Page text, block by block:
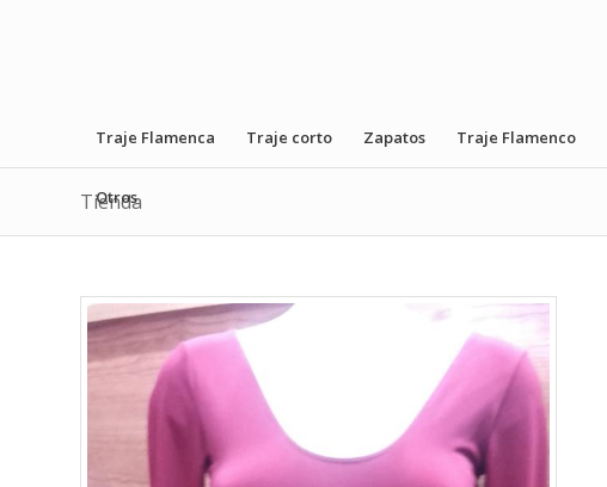
Traje Flamenca Traje corto Zapatos Traje Flamenco
Otros
Tienda